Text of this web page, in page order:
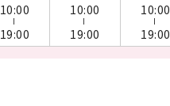
10:00
19:00
10:00
19:00
10:00
19:00